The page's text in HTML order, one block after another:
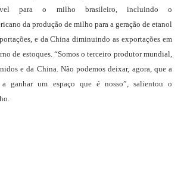
para o milho brasileiro, incluindo o
da produção de milho para a geração de etanol
e da China diminuindo as exportações em
de estoques. “Somos o terceiro produtor mundial,
e da China. Não podemos deixar, agora, que a
ganhar um espaço que é nosso”, salientou o